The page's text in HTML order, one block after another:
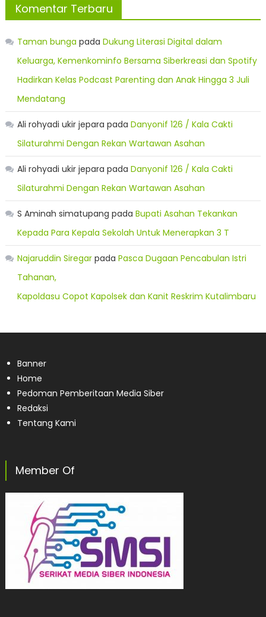
Komentar Terbaru
Taman bunga pada Dukung Literasi Digital dalam
Keluarga, Kemenkominfo Bersama Siberkreasi dan Spotify
Hadirkan Kelas Podcast Parenting dan Anak Hingga 3 Juli
Mendatang
Ali rohyadi ukir jepara pada Danyonif 126 / Kala Cakti
Silaturahmi Dengan Rekan Wartawan Asahan
Ali rohyadi ukir jepara pada Danyonif 126 / Kala Cakti
Silaturahmi Dengan Rekan Wartawan Asahan
S Aminah simatupang pada Bupati Asahan Tekankan
Kepada Para Kepala Sekolah Untuk Menerapkan 3 T
Najaruddin Siregarpada Pasca Dugaan Pencabulan Istri
Tahanan,
Kapoldasu Copot Kapolsek dan Kanit Reskrim Kutalimbaru
Banner
Home
Pedoman Pemberitaan Media Siber
Redaksi
Tentang Kami
Member Of